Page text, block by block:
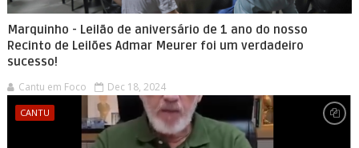
Marquinho - Leilão de aniversário de 1 ano do nosso
Recinto de Leilões Admar Meurer foi um verdadeiro
sucesso!
Cantu em Foco Dec 18, 2024
CANTU